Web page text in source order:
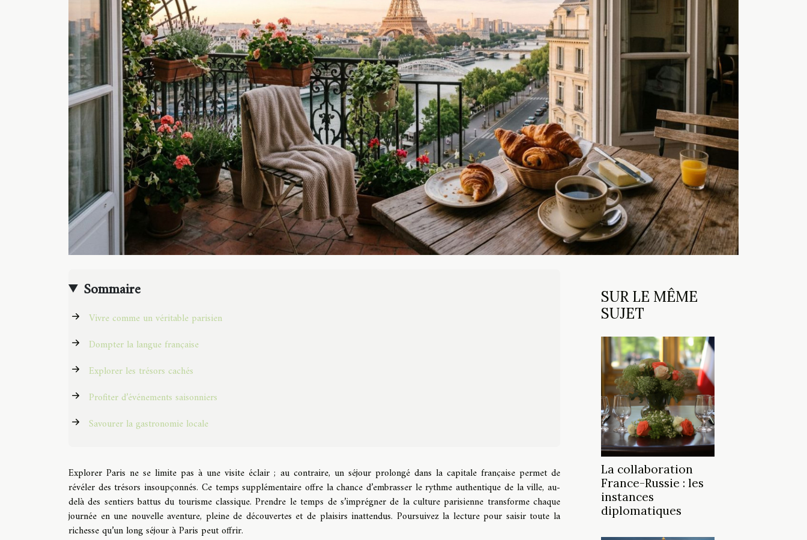
Sommaire
Vivre comme un véritable parisien
Dompter la langue française
Explorer les trésors cachés
Profiter d’événements saisonniers
Savourer la gastronomie locale
Explorer Paris ne se limite pas à une visite éclair ; au contraire, un séjour prolongé dans la capitale française permet de
révéler des trésors insoupçonnés. Ce temps supplémentaire offre la chance d’embrasser le rythme authentique de la ville, au-
delà des sentiers battus du tourisme classique. Prendre le temps de s’imprégner de la culture parisienne transforme chaque
journée en une nouvelle aventure, pleine de découvertes et de plaisirs inattendus. Poursuivez la lecture pour saisir toute la
richesse qu’un long séjour à Paris peut offrir.
SUR LE MÊME
SUJET
La collaboration
France-Russie : les
instances
diplomatiques